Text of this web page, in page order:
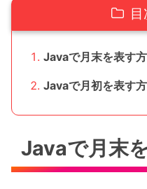
目
Javaで月末を表す
Javaで月初を表す
Javaで月末